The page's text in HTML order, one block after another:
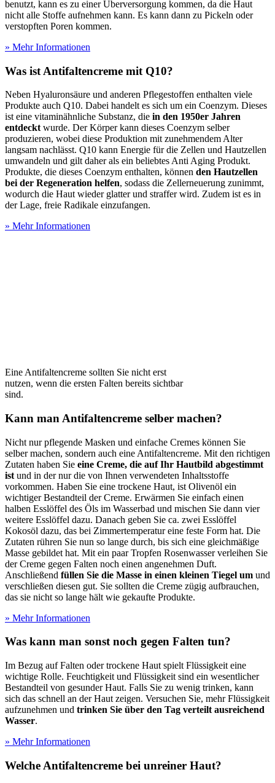
benutzt, kann es zu einer Überversorgung kommen, da die Haut
nicht alle Stoffe aufnehmen kann. Es kann dann zu Pickeln oder
verstopften Poren kommen.
» Mehr Informationen
Was ist Antifaltencreme mit Q10?
Neben Hyaluronsäure und anderen Pflegestoffen enthalten viele
Produkte auch Q10. Dabei handelt es sich um ein Coenzym. Dieses
ist eine vitaminähnliche Substanz, die in den 1950er Jahren
entdeckt wurde. Der Körper kann dieses Coenzym selber
produzieren, wobei diese Produktion mit zunehmendem Alter
langsam nachlässt. Q10 kann Energie für die Zellen und Hautzellen
umwandeln und gilt daher als ein beliebtes Anti Aging Produkt.
Produkte, die dieses Coenzym enthalten, können den Hautzellen
bei der Regeneration helfen, sodass die Zellerneuerung zunimmt,
wodurch die Haut wieder glatter und straffer wird. Zudem ist es in
der Lage, freie Radikale einzufangen.
» Mehr Informationen
Eine Antifaltencreme sollten Sie nicht erst
nutzen, wenn die ersten Falten bereits sichtbar
sind.
Kann man Antifaltencreme selber machen?
Nicht nur pflegende Masken und einfache Cremes können Sie
selber machen, sondern auch eine Antifaltencreme. Mit den richtigen
Zutaten haben Sie eine Creme, die auf Ihr Hautbild abgestimmt
ist und in der nur die von Ihnen verwendeten Inhaltsstoffe
vorkommen. Haben Sie eine trockene Haut, ist Olivenöl ein
wichtiger Bestandteil der Creme. Erwärmen Sie einfach einen
halben Esslöffel des Öls im Wasserbad und mischen Sie dann vier
weitere Esslöffel dazu. Danach geben Sie ca. zwei Esslöffel
Kokosöl dazu, das bei Zimmertemperatur eine feste Form hat. Die
Zutaten rühren Sie nun so lange durch, bis sich eine gleichmäßige
Masse gebildet hat. Mit ein paar Tropfen Rosenwasser verleihen Sie
der Creme gegen Falten noch einen angenehmen Duft.
Anschließend füllen Sie die Masse in einen kleinen Tiegel um und
verschließen diesen gut. Sie sollten die Creme zügig aufbrauchen,
das sie nicht so lange hält wie gekaufte Produkte.
» Mehr Informationen
Was kann man sonst noch gegen Falten tun?
Im Bezug auf Falten oder trockene Haut spielt Flüssigkeit eine
wichtige Rolle. Feuchtigkeit und Flüssigkeit sind ein wesentlicher
Bestandteil von gesunder Haut. Falls Sie zu wenig trinken, kann
sich das schnell an der Haut zeigen. Versuchen Sie, mehr Flüssigkeit
aufzunehmen und trinken Sie über den Tag verteilt ausreichend
Wasser.
» Mehr Informationen
Welche Antifaltencreme bei unreiner Haut?